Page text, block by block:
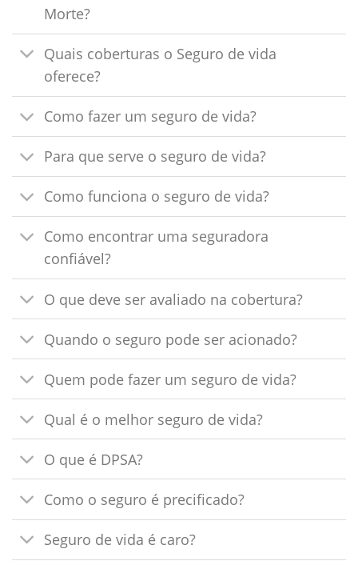
Morte?
Quais coberturas o Seguro de vida
oferece?
Como fazer um seguro de vida?
Para que serve o seguro de vida?
Como funciona o seguro de vida?
Como encontrar uma seguradora
confiável?
O que deve ser avaliado na cobertura?
Quando o seguro pode ser acionado?
Quem pode fazer um seguro de vida?
Qual é o melhor seguro de vida?
O que é DPSA?
Como o seguro é precificado?
Seguro de vida é caro?